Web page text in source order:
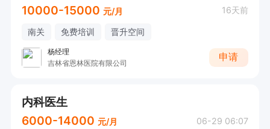
10000-15000 元/月 16天前
南关 免费培训 晋升空间
杨经理
吉林省恩林医院有限公司
申请
内科医生
6000-14000 元/月 06-29 06:07